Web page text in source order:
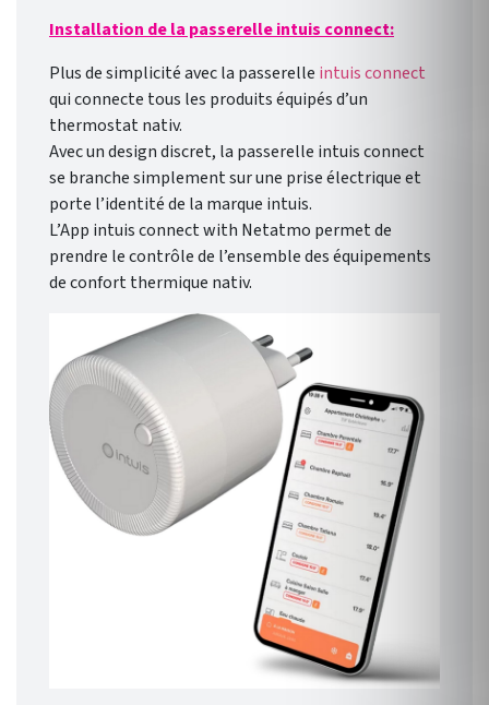
Installation de la passerelle intuis connect:
Plus de simplicité avec la passerelle intuis connect
qui connecte tous les produits équipés d’un
thermostat nativ.
Avec un design discret, la passerelle intuis connect
se branche simplement sur une prise électrique et
porte l’identité de la marque intuis.
L’App intuis connect with Netatmo permet de
prendre le contrôle de l’ensemble des équipements
de confort thermique nativ.